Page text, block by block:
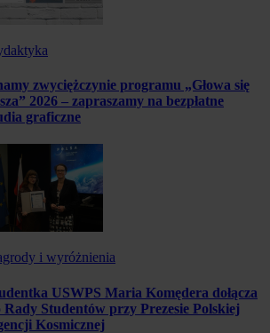
zwyciężczynie programu „Głowa się
2026 – zapraszamy na bezpłatne
graficzne
i wyróżnienia
USWPS Maria Komędera dołącza
Rady Studentów przy Prezesie Polskiej
Kosmicznej